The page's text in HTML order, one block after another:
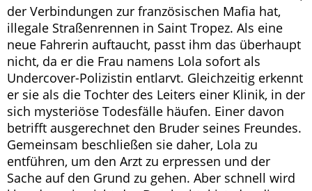
der Verbindungen zur französischen Mafia hat,
illegale Straßenrennen in Saint Tropez. Als eine
neue Fahrerin auftaucht, passt ihm das überhaupt
nicht, da er die Frau namens Lola sofort als
Undercover-Polizistin entlarvt. Gleichzeitig erkennt
er sie als die Tochter des Leiters einer Klinik, in der
sich mysteriöse Todesfälle häufen. Einer davon
betrifft ausgerechnet den Bruder seines Freundes.
Gemeinsam beschließen sie daher, Lola zu
entführen, um den Arzt zu erpressen und der
Sache auf den Grund zu gehen. Aber schnell wird